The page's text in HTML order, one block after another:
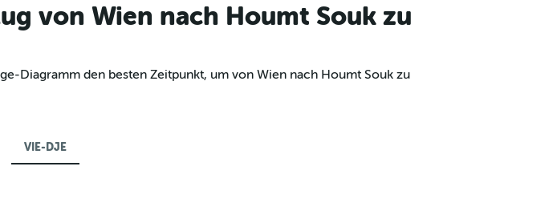
von Wien nach Houmt Souk zu
Diagramm den besten Zeitpunkt, um von Wien nach Houmt Souk zu
VIE-DJE